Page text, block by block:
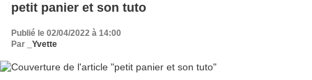
petit panier et son tuto
Publié le 02/04/2022 à 14:00
Par
_Yvette